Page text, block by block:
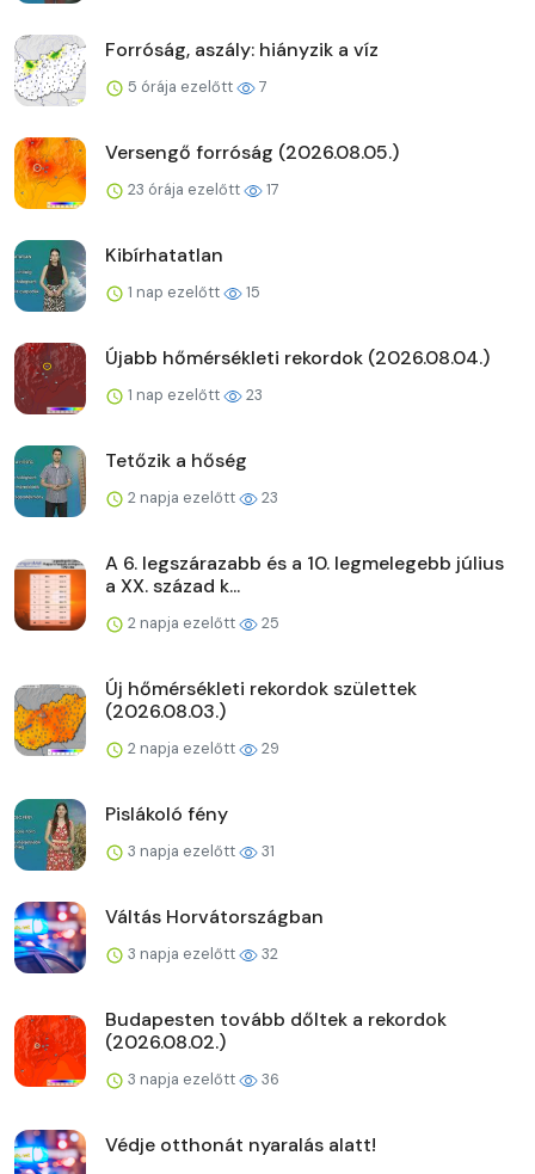
Forróság, aszály: hiányzik a víz
5 órája ezelőtt 7
Versengő forróság (2026.08.05.)
23 órája ezelőtt 17
Kibírhatatlan
1 nap ezelőtt 15
Újabb hőmérsékleti rekordok (2026.08.04.)
1 nap ezelőtt 23
Tetőzik a hőség
2 napja ezelőtt 23
A 6. legszárazabb és a 10. legmelegebb július
a XX. század k...
2 napja ezelőtt 25
Új hőmérsékleti rekordok születtek
(2026.08.03.)
2 napja ezelőtt 29
Pislákoló fény
3 napja ezelőtt 31
Váltás Horvátországban
3 napja ezelőtt 32
Budapesten tovább dőltek a rekordok
(2026.08.02.)
3 napja ezelőtt 36
Védje otthonát nyaralás alatt!